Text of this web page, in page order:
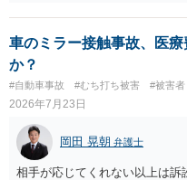
車のミラー接触事故、医
か？
#自動車事故 #むち打ち被害 #被害者
2026年7月23日
岡田 晃朝 弁護士
相手が応じてくれない以上は